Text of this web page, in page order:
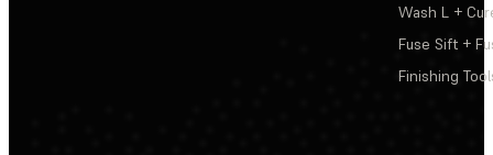
Wash L +
Fuse Sift +
Finishing